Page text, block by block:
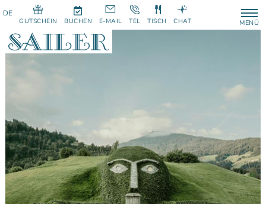
MENÜ
GUTSCHEIN BUCHEN E-MAIL TEL TISCH CHAT
Previous Next